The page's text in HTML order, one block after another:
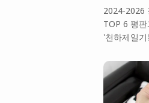
2024-2026
TOP 6 평
'천하제일